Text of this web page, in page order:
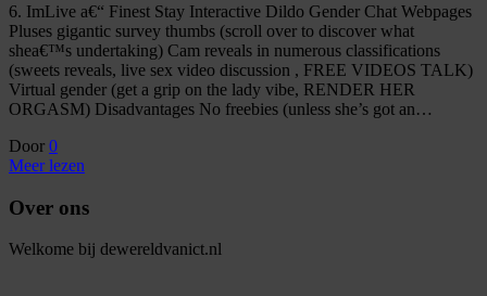
6. ImLive a€“ Finest Stay Interactive Dildo Gender Chat Webpages
Pluses gigantic survey thumbs (scroll over to discover what
shea€™s undertaking) Cam reveals in numerous classifications
(sweets reveals, live sex video discussion , FREE VIDEOS TALK)
Virtual gender (get a grip on the lady vibe, RENDER HER
ORGASM) Disadvantages No freebies (unless she’s got an…
Door 0
Meer lezen
Over ons
Welkome bij dewereldvanict.nl